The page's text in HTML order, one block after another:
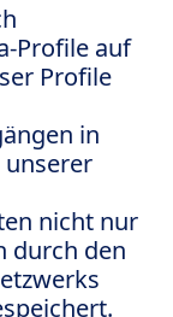
Profile auf
Profile
in
unserer
nicht nur
durch den